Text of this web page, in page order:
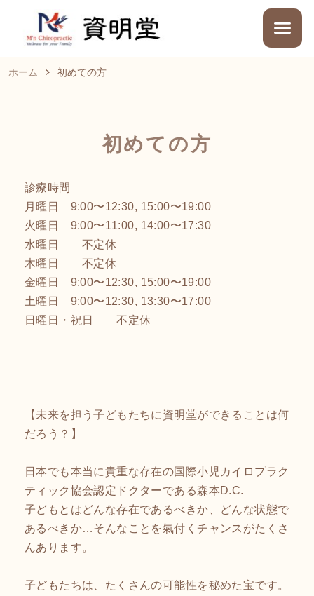
ホーム 初めての方
初めての方
診療時間
月曜日 9:00〜12:30, 15:00〜19:00
火曜日 9:00〜11:00, 14:00〜17:30
水曜日 不定休
木曜日 不定休
金曜日 9:00〜12:30, 15:00〜19:00
土曜日 9:00〜12:30, 13:30〜17:00
日曜日・祝日 不定休
【未来を担う子どもたちに資明堂ができることは何
だろう？】
日本でも本当に貴重な存在の国際小児カイロプラク
ティック協会認定ドクターである森本D.C.
子どもとはどんな存在であるべきか、どんな状態で
あるべきか…そんなことを氣付くチャンスがたくさ
んあります。
子どもたちは、たくさんの可能性を秘めた宝です。